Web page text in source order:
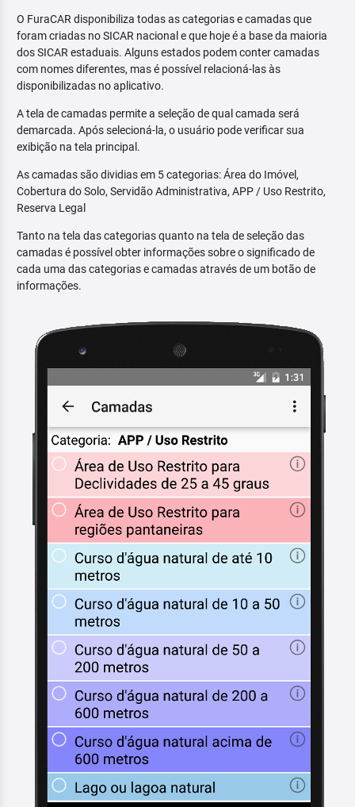
O FuraCAR disponibiliza todas as categorias e camadas que
foram criadas no SICAR nacional e que hoje é a base da maioria
dos SICAR estaduais. Alguns estados podem conter camadas
com nomes diferentes, mas é possível relacioná-las às
disponibilizadas no aplicativo.
A tela de camadas permite a seleção de qual camada será
demarcada. Após selecioná-la, o usuário pode verificar sua
exibição na tela principal.
As camadas são dividias em 5 categorias: Área do Imóvel,
Cobertura do Solo, Servidão Administrativa, APP / Uso Restrito,
Reserva Legal
Tanto na tela das categorias quanto na tela de seleção das
camadas é possível obter informações sobre o significado de
cada uma das categorias e camadas através de um botão de
informações.